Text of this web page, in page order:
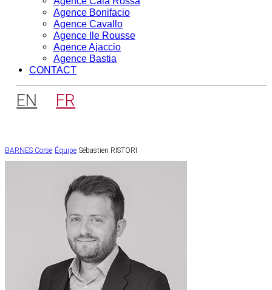
Agence Bonifacio
Agence Cavallo
Agence Ile Rousse
Agence Ajaccio
Agence Bastia
CONTACT
EN FR
BARNES Corse Équipe Sébastien RISTORI